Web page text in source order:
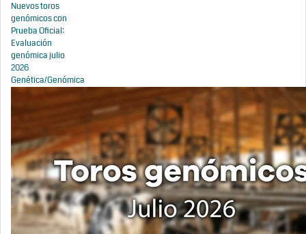
Nuevos toros
genómicos con
Prueba Oficial:
Evaluación
genómica julio
2026
Genética/Genómica